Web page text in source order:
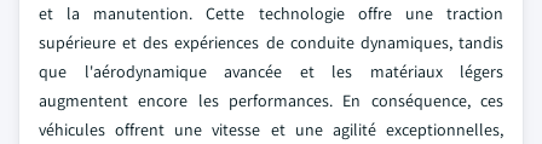
et la manutention. Cette technologie offre une traction
supérieure et des expériences de conduite dynamiques, tandis
que l'aérodynamique avancée et les matériaux légers
augmentent encore les performances. En conséquence, ces
véhicules offrent une vitesse et une agilité exceptionnelles,